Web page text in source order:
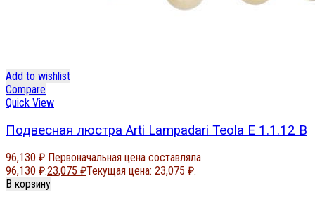
Add to wishlist
Compare
Quick View
Подвесная люстра Arti Lampadari Teola E 1.1.12 B
96,130₽ Первоначальная цена составляла
96,130 ₽.23,075 ₽Текущая цена: 23,075 ₽.
В корзину